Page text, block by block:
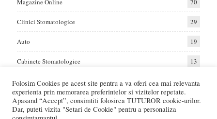
Magazine Online 70
Clinici Stomatologice 29
Auto 19
Cabinete Stomatologice 13
Home Auto Diverse Sanatate
Folosim Cookies pe acest site pentru a va oferi cea mai relevanta
experienta prin memorarea preferintelor si vizitelor repetate.
Apasand “Accept”, consimtiti folosirea TUTUROR cookie-urilor.
Dar, puteti vizita "Setari de Cookie" pentru a personaliza